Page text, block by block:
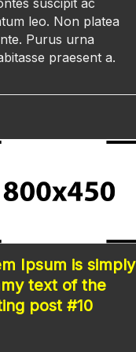
leo. Non platea
Purus urna
praesent a.
Ipsum is simply
text of the
post #10